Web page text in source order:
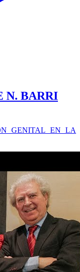
N. BARRI
GENITAL EN LA